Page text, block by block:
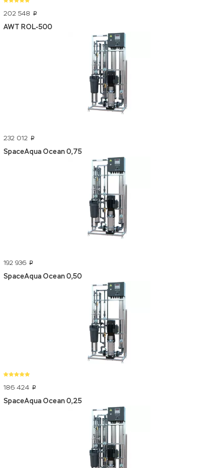
202 548 p
AWT ROL-500
232 012 p
SpaceAqua Ocean 0,75
192 936 p
SpaceAqua Ocean 0,50
186 424 p
SpaceAqua Ocean 0,25